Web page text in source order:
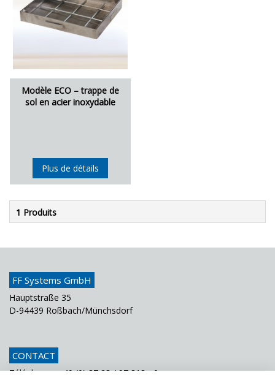
Modèle ECO – trappe de
sol en acier inoxydable
Plus de détails
1 Produits
FF Systems GmbH
Hauptstraße 35
D-94439 Roßbach/Münchsdorf
CONTACT